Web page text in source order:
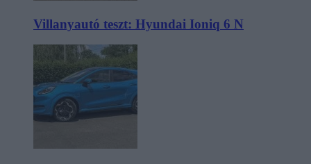
Villanyautó teszt: Hyundai Ioniq 6 N